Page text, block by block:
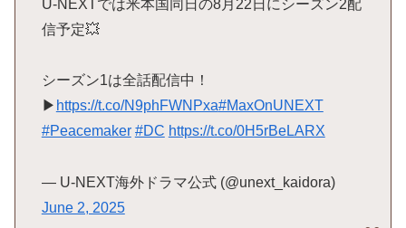
U-NEXTでは米本国同日の8月22日にシーズン2配
信予定💥
シーズン1は全話配信中！
▶ https://t.co/N9phFWNPxa#MaxOnUNEXT
#Peacemaker #DC https://t.co/0H5rBeLARX
— U-NEXT海外ドラマ公式 (@unext_kaidora)
June 2, 2025